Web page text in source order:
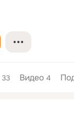
33 Видео 4